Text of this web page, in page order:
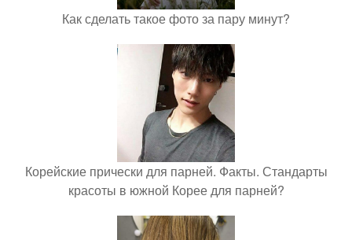
Как сделать такое фото за пару минут?
Корейские прически для парней. Факты. Стандарты
красоты в южной Корее для парней?